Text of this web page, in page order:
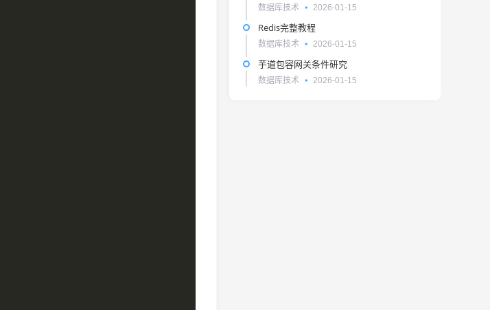
数据库技术 2026-01-15
Redis完整教程
数据库技术 2026-01-15
芋道包容网关条件研究
数据库技术 2026-01-15